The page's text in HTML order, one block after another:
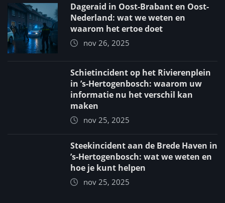
Dageraid in Oost-Brabant en Oost-
Nederland: wat we weten en
waarom het ertoe doet
nov 26, 2025
Schietincident op het Rivierenplein
in ’s‑Hertogenbosch: waarom uw
informatie nu het verschil kan
maken
nov 25, 2025
Steekincident aan de Brede Haven in
’s‑Hertogenbosch: wat we weten en
hoe je kunt helpen
nov 25, 2025